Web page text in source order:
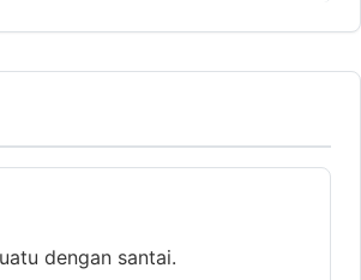
dengan santai.